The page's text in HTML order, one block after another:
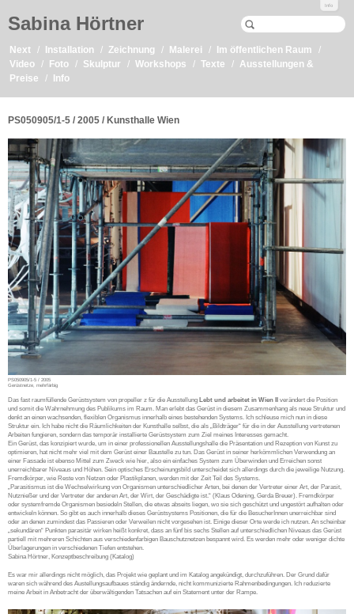
Sabina Hörtner
Info
Next Installation Zeichnung Malerei
Im öffentlichen Raum
Video
Foto Skulptur Workshops Texte
Ausstellungen &
Preise
Info
PS050905/1-5 / 2005 / Kunsthalle Wien
PS050905/1-5 / 2005
Gerüstnetze, mehrfärbig
Das fast raumfüllende Gerüstsystem von propeller z für die Ausstellung Lebt und arbeitet in Wien II
verändert die Position
und somit die Wahrnehmung des Publikums im Raum. Man erlebt das Gerüst in diesem Zusammenhang als neue Struktur und
denkt an einen wachsenden, flexiblen Organismus innerhalb eines bestehenden Systems. Ich schleuse mich nun in diese
Struktur ein. Ich habe nicht die Räumlichkeiten der Kunsthalle selbst, die als „Bildträger“ für die in der Ausstellung vertretenen
Arbeiten fungieren, sondern das temporär installierte Gerüstsystem zum Ziel meines Interesses gemacht.
Ein Gerüst, das konzipiert wurde, um in einer professionellen Ausstellungshalle die Präsentation und Rezeption von Kunst zu
optimieren, hat nicht mehr viel mit dem Gerüst einer Baustelle zu tun. Das Gerüst in seiner herkömmlichen Verwendung an
einer Fassade ist ebenso Mittel zum Zweck wie hier, also ein einfaches System zum Überwinden und Erreichen sonst
unerreichbarer Niveaus und Höhen. Sein optisches Erscheinungsbild unterscheidet sich allerdings durch die jeweilige Nutzung.
Fremdkörper, wie Reste von Netzen oder Plastikplanen, werden mit der Zeit Teil des Systems.
„Parasitismus ist die Wechselwirkung von Organismen unterschiedlicher Arten, bei denen der Vertreter einer Art, der Parasit,
Nutznießer und der Vertreter der anderen Art, der Wirt, der Geschädigte ist.“ (Klaus Odening, Gerda Breuer). Fremdkörper
oder systemfremde Organismen besiedeln Stellen, die etwas abseits liegen, wo sie sich geschützt und ungestört aufhalten oder
entwickeln können. So gibt es auch innerhalb dieses Gerüstsystems Positionen, die für die BesucherInnen unerreichbar sind
oder an denen zumindest das Passieren oder Verweilen nicht vorgesehen ist. Einige dieser Orte werde ich nutzen. An scheinbar
„sekundären“ Punkten parasitär wirken heißt konkret, dass an fünf bis sechs Stellen auf unterschiedlichen Niveaus das Gerüst
partiell mit mehreren Schichten aus verschiedenfarbigen Bauschutznetzen bespannt wird. Es werden mehr oder weniger dichte
Überlagerungen in verschiedenen Tiefen entstehen.
Sabina Hörtner, Konzeptbeschreibung (Katalog)
Es war mir allerdings nicht möglich, das Projekt wie geplant und im Katalog angekündigt, durchzuführen. Der Grund dafür
waren sich während des Austellungsaufbaues ständig ändernde, nicht kommunizierte Rahmenbedingungen. Ich reduzierte
meine Arbeit in Anbetracht der überwältigenden Tatsachen auf ein Statement unter der Rampe.